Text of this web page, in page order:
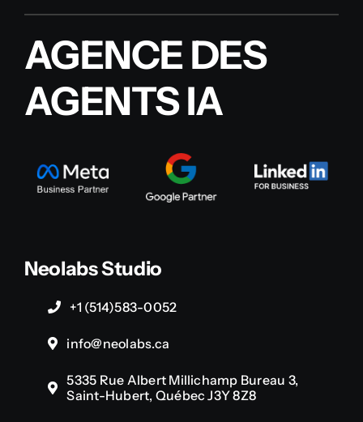
AGENCE DES
AGENTS IA
Neolabs Studio
+1 (514)583-0052
info@neolabs.ca
5335 Rue Albert Millichamp Bureau 3,
Saint-Hubert, Québec J3Y 8Z8